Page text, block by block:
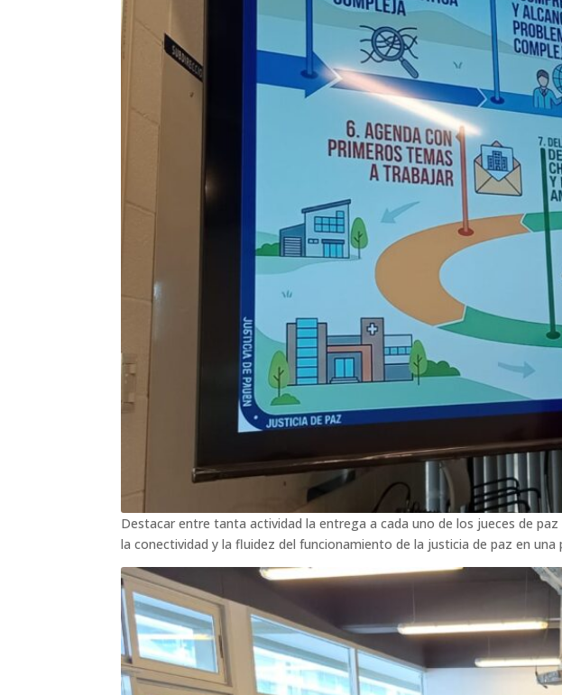
Destacar entre tanta actividad la entrega a cada uno de los jueces de
la conectividad y la fluidez del funcionamiento de la justicia de paz en